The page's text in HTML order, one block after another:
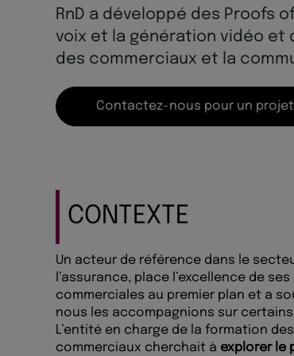
RnD a développé des Proofs
voix et la génération vidéo et
des commerciaux et la
Contactez-nous pour un projet
CONTEXTE
Un acteur de référence dans le
l’assurance, place l’excellence de
commerciales au premier plan et a
nous les accompagnions sur
L’entité en charge de la formation des
commerciaux cherchait à explorer le